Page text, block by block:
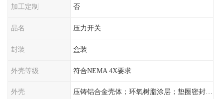
加工定制 否
品名 压力开关
封装 盒装
外壳等级 符合NEMA 4X要求
外壳 压铸铝合金壳体；环氧树脂涂层；垫圈密封；卡紧螺丝